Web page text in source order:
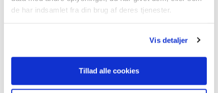
de har indsamlet fra din brug af deres tjenester.
Vis detaljer
Tillad alle cookies
Model
i8